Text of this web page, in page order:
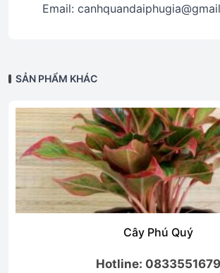
Email:
SẢN PHẨM KHÁC
Cây Phú Quý
Hotline: 0833551679